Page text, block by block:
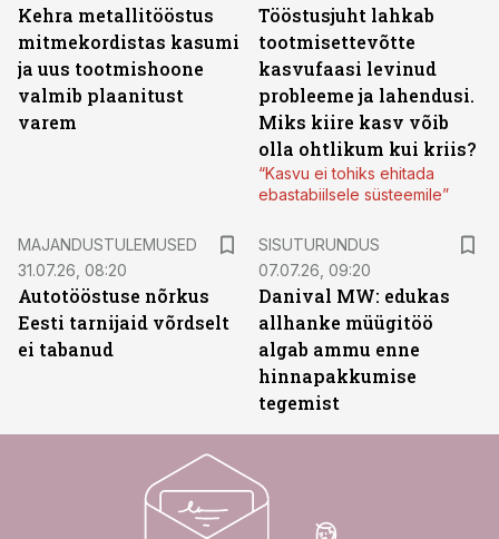
Kehra metallitööstus
mitmekordistas kasumi
ja uus tootmishoone
valmib plaanitust
varem
Tööstusjuht lahkab
tootmisettevõtte
kasvufaasi levinud
probleeme ja lahendusi.
Miks kiire kasv võib
olla ohtlikum kui kriis?
“Kasvu ei tohiks ehitada
ebastabiilsele süsteemile”
MAJANDUSTULEMUSED
31.07.26, 08:20
Autotööstuse nõrkus
Eesti tarnijaid võrdselt
ei tabanud
SISUTURUNDUS
07.07.26, 09:20
Danival MW: edukas
allhanke müügitöö
algab ammu enne
hinnapakkumise
tegemist